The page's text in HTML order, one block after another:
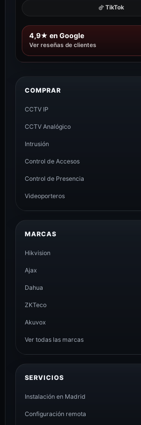
TikTok
4,9★ en Google
Ver reseñas de clientes
COMPRAR
CCTV IP
CCTV Analógico
Intrusión
Control de Accesos
Control de Presencia
Videoporteros
MARCAS
Hikvision
Ajax
Dahua
ZKTeco
Akuvox
Ver todas las marcas
SERVICIOS
Instalación en Madrid
Configuración remota